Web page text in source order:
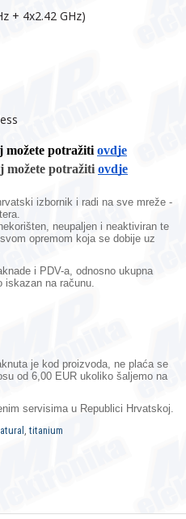
+ 4x2.42 GHz)
možete potražiti ovdje
možete potražiti ovdje
izbornik i radi na sve mreže -
neupaljen i neaktiviran te
opremom koja se dobije uz
i PDV-a, odnosno ukupna
iskazan na računu.
je kod proizvoda, ne plaća se
od 6,00 EUR ukoliko šaljemo na
servisima u Republici Hrvatskoj.
,titanium